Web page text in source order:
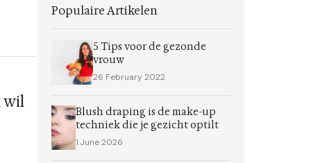
wil
Populaire Artikelen
5 Tips voor de gezonde
vrouw
26 February 2022
Blush draping is de make-up
techniek die je gezicht optilt
1 June 2026